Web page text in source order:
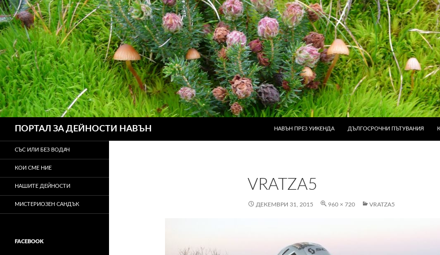
ПОРТАЛ ЗА ДЕЙНОСТИ НАВЪН
НАВЪН ПРЕЗ УИКЕНДА
ДЪЛГОСРОЧНИ ПЪТУВАНИЯ
VRATZA5
ДЕКЕМВРИ 31, 2015 960 × 720 VRATZA5
СЪС ИЛИ БЕЗ ВОДАЧ
КОИ СМЕ НИЕ
НАШИТЕ ДЕЙНОСТИ
МИСТЕРИОЗЕН САНДЪК
FACEBOOK